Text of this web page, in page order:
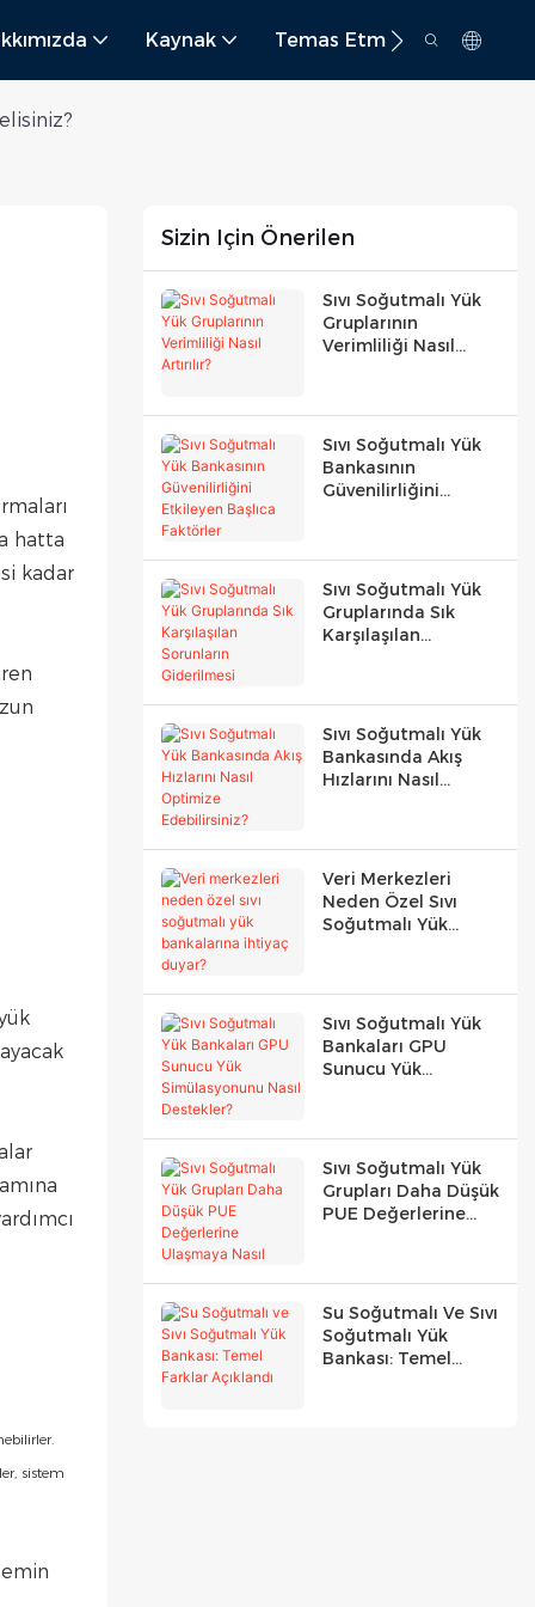
Kaynak Temas Etmek
hatta
kadar
sistem
Sizin Için Önerilen
Sıvı Soğutmalı Yük
Gruplarının
Verimliliği Nasıl
Sıvı Soğutmalı Yük
Bankasının
Güvenilirliğini
Sıvı Soğutmalı Yük
Gruplarında Sık
Karşılaşılan
Sıvı Soğutmalı Yük
Bankasında Akış
Hızlarını Nasıl
Veri Merkezleri
Neden Özel Sıvı
Soğutmalı Yük
Sıvı Soğutmalı Yük
Bankaları GPU
Sunucu Yük
Sıvı Soğutmalı Yük
Grupları Daha Düşük
PUE Değerlerine
Su Soğutmalı Ve Sıvı
Soğutmalı Yük
Bankası: Temel